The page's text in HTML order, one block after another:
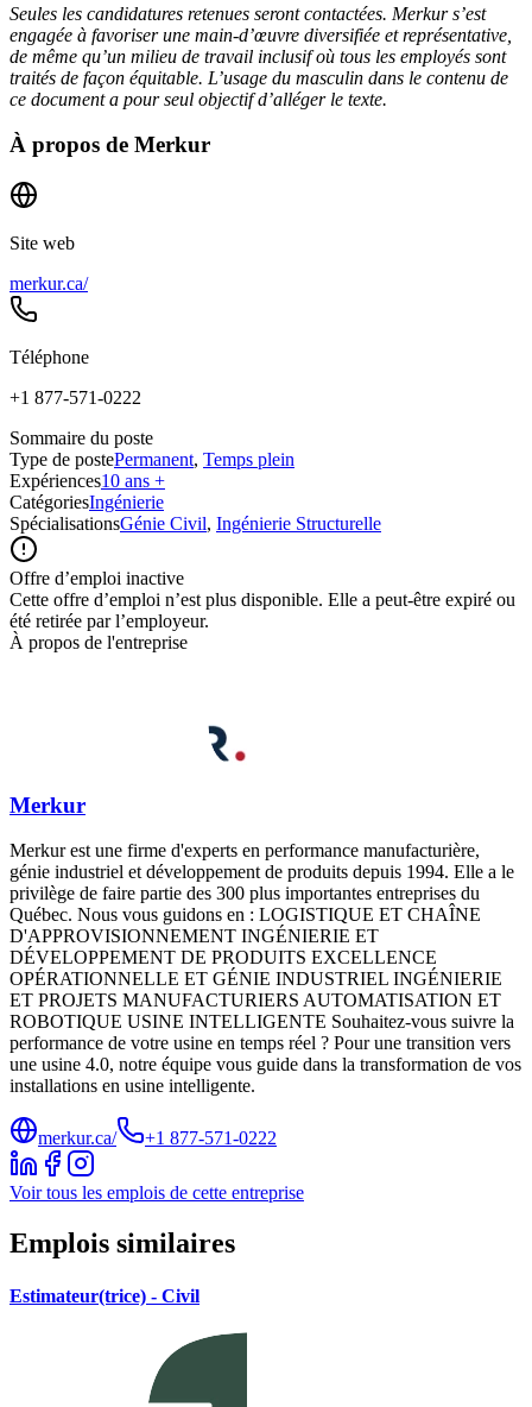
Seules les candidatures retenues seront contactées. Merkur s’est
engagée à favoriser une main-d’œuvre diversifiée et représentative,
de même qu’un milieu de travail inclusif où tous les employés sont
traités de façon équitable. L’usage du masculin dans le contenu de
ce document a pour seul objectif d’alléger le texte.
À propos de Merkur
Site web
merkur.ca/
Téléphone
+1 877-571-0222
Sommaire du poste
Type de postePermanent, Temps plein
Expériences10 ans +
CatégoriesIngénierie
SpécialisationsGénie Civil, Ingénierie Structurelle
Offre d’emploi inactive
Cette offre d’emploi n’est plus disponible. Elle a peut-être expiré ou
été retirée par l’employeur.
À propos de l'entreprise
Merkur
Merkur est une firme d'experts en performance manufacturière,
génie industriel et développement de produits depuis 1994. Elle a le
privilège de faire partie des 300 plus importantes entreprises du
Québec. Nous vous guidons en : LOGISTIQUE ET CHAÎNE
D'APPROVISIONNEMENT INGÉNIERIE ET
DÉVELOPPEMENT DE PRODUITS EXCELLENCE
OPÉRATIONNELLE ET GÉNIE INDUSTRIEL INGÉNIERIE
ET PROJETS MANUFACTURIERS AUTOMATISATION ET
ROBOTIQUE USINE INTELLIGENTE Souhaitez-vous suivre la
performance de votre usine en temps réel ? Pour une transition vers
une usine 4.0, notre équipe vous guide dans la transformation de vos
installations en usine intelligente.
merkur.ca/ +1 877-571-0222
Voir tous les emplois de cette entreprise
Emplois similaires
Estimateur(trice) - Civil